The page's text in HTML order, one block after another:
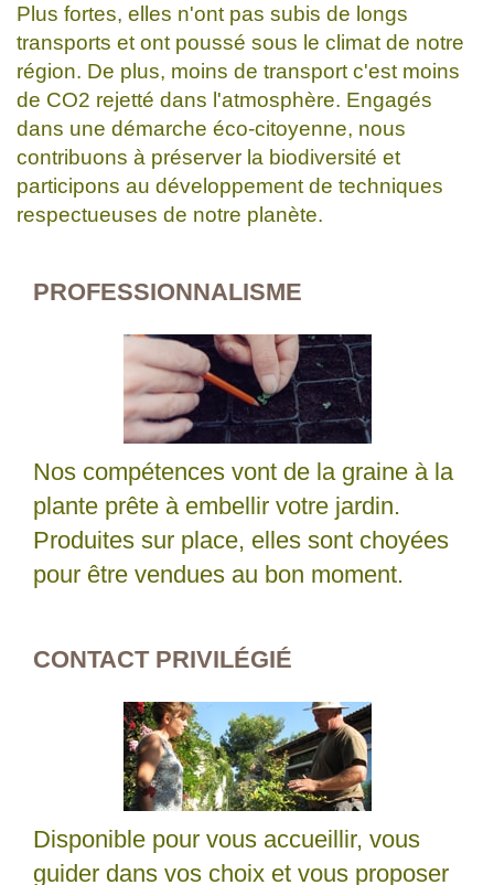
Plus fortes, elles n'ont pas subis de longs
transports et ont poussé sous le climat de notre
région. De plus, moins de transport c'est moins
de CO2 rejetté dans l'atmosphère. Engagés
dans une démarche éco-citoyenne, nous
contribuons à préserver la biodiversité et
participons au développement de techniques
respectueuses de notre planète.
PROFESSIONNALISME
Nos compétences vont de la graine à la
plante prête à embellir votre jardin.
Produites sur place, elles sont choyées
pour être vendues au bon moment.
CONTACT PRIVILÉGIÉ
Disponible pour vous accueillir, vous
guider dans vos choix et vous proposer